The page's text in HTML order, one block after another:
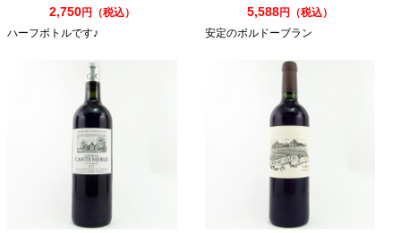
2,750円（税込）
ハーフボトルです♪
5,588円（税込）
安定のボルドーブラン